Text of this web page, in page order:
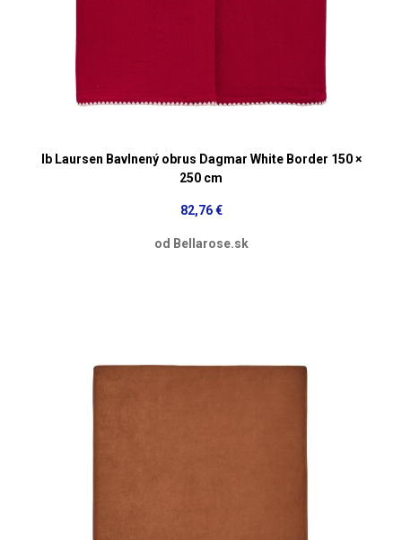
Ib Laursen Bavlnený obrus Dagmar White Border 150 ×
250 cm
82,76 €
od Bellarose.sk